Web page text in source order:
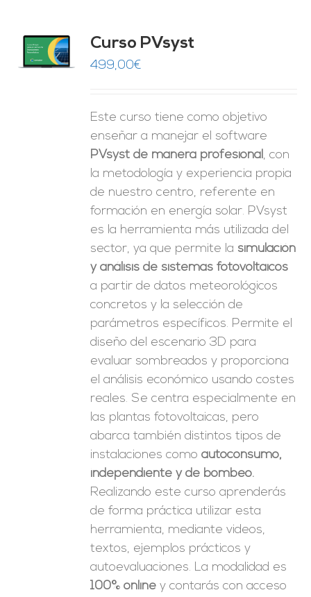
Curso PVsyst
499,00€
Este curso tiene como objetivo
enseñar a manejar el software
PVsyst de manera profesional, con
la metodología y experiencia propia
de nuestro centro, referente en
formación en energía solar. PVsyst
es la herramienta más utilizada del
sector, ya que permite la simulación
y análisis de sistemas fotovoltaicos
a partir de datos meteorológicos
concretos y la selección de
parámetros específicos. Permite el
diseño del escenario 3D para
evaluar sombreados y proporciona
el análisis económico usando costes
reales. Se centra especialmente en
las plantas fotovoltaicas, pero
abarca también distintos tipos de
instalaciones comoautoconsumo,
independiente y de bombeo.
Realizando este curso aprenderás
de forma práctica utilizar esta
herramienta, mediante videos,
textos, ejemplos prácticos y
autoevaluaciones. La modalidad es
100% online y contarás con acceso